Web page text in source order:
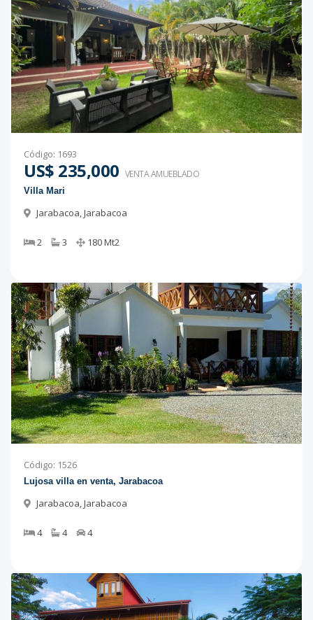
Código: 1693
US$ 235,000 VENTA AMUEBLADO
Villa Mari
Jarabacoa,Jarabacoa
2 3 180Mt2
Código: 1526
Lujosa villa en venta, Jarabacoa
Jarabacoa,Jarabacoa
4 4 4